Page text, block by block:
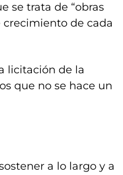
se trata de “obras
de cada
licitación de la
que no se hace un
a lo largo y a